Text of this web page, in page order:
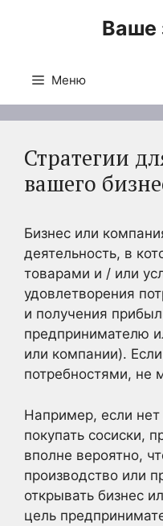
Ваше
Меню
Стратегии
вашего
Бизнес или
деятельность, в
товарами и / или
удовлетворения
и получения
предпринимателю
или компании).
потребностями, не
Например, если
покупать сосиски,
вполне вероятно,
производство или
открывать бизнес
цель